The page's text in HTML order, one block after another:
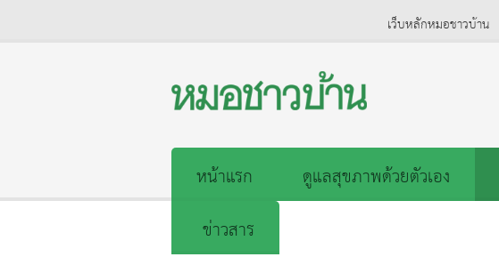
เว็บหลักหมอชาวบ้าน
หน้าแรก ดูแลสุขภาพด้วยตัวเอง
ข่าวสาร